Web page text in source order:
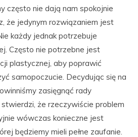
często nie dają nam spokojnie
że jedynym rozwiązaniem jest
każdy jednak potrzebuje
Często nie potrzebne jest
plastycznej, aby poprawić
samopoczucie. Decydując się na
zasięgnąć rady
stwierdzi, że rzeczywiście problem
wówczas konieczne jest
będziemy mieli pełne zaufanie.